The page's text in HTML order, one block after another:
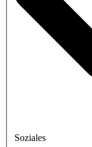
Soziales